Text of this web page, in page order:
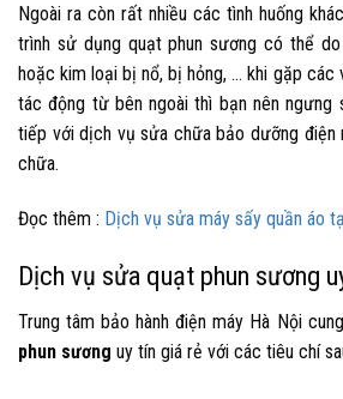
Ngoài ra còn rất nhiều các tình huống
trình sử dụng quạt phun sương có thể
hoặc kim loại bị nổ, bị hỏng, … khi gặp các
tác động từ bên ngoài thì bạn nên ngưng
tiếp với dịch vụ sửa chữa bảo dưỡng điện
chữa.
Đọc thêm : Dịch vụ sửa máy sấy quần áo
Dịch vụ sửa quạt phun sương
Trung tâm bảo hành điện máy Hà Nội
phun sương uy tín giá rẻ với các tiêu chí